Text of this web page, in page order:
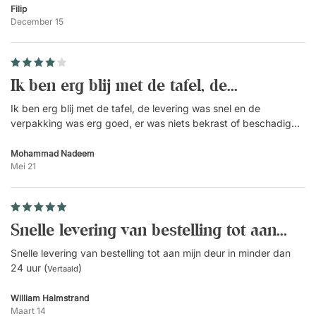
vragen hebt.
Specificatie
Onderstel
Hoogteverstelling via bedieningspaneel onder het
bureaublad.
Poedercoating met geharde afwerking.
IGR-gecertificeerd.
1 motor.
Hefvermogen 50 kg.
Spaanplaat met hoge dichtheid.
Gemakkelijk schoon te houden.
zichzelf omhoog of omlaag te brengen. Het walnoothout is van
zeer fijne... (
Filip
December 15
Ik ben erg blij met de tafel, de...
Ik ben erg blij met de tafel, de levering was snel en de
verpakking was erg goed, er was niets bekrast of beschadigd.
verwachtingen voldeed. Ik raad het zeker aan. (
Mohammad Nadeem
Mei 21
Snelle levering van bestelling tot aan...
Snelle levering van bestelling tot aan mijn deur in minder dan
24 uur (Vertaald)
William Halmstrand
Maart 14